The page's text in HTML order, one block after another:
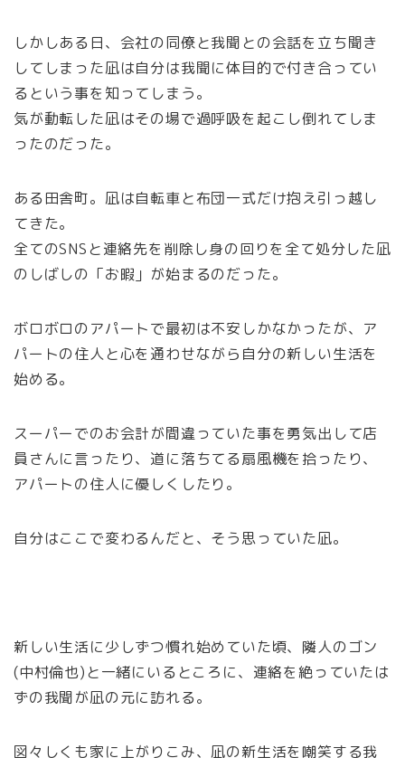
しかしある日、会社の同僚と我聞との会話を立ち聞き
してしまった凪は自分は我聞に体目的で付き合ってい
るという事を知ってしまう。
気が動転した凪はその場で過呼吸を起こし倒れてしま
ったのだった。
ある田舎町。凪は自転車と布団一式だけ抱え引っ越し
てきた。
全てのSNSと連絡先を削除し身の回りを全て処分した凪
のしばしの「お暇」が始まるのだった。
ボロボロのアパートで最初は不安しかなかったが、ア
パートの住人と心を通わせながら自分の新しい生活を
始める。
スーパーでのお会計が間違っていた事を勇気出して店
員さんに言ったり、道に落ちてる扇風機を拾ったり、
アパートの住人に優しくしたり。
自分はここで変わるんだと、そう思っていた凪。
新しい生活に少しずつ慣れ始めていた頃、隣人のゴン
(中村倫也)と一緒にいるところに、連絡を絶っていたは
ずの我聞が凪の元に訪れる。
図々しくも家に上がりこみ、凪の新生活を嘲笑する我